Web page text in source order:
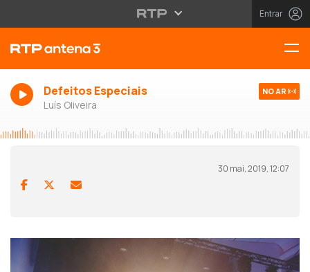
Entrar
Defeitos Especiais
Luís Oliveira
NO AR
30 mai, 2019, 12:07